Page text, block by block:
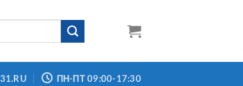
ПН-ПТ 09:00-17:30